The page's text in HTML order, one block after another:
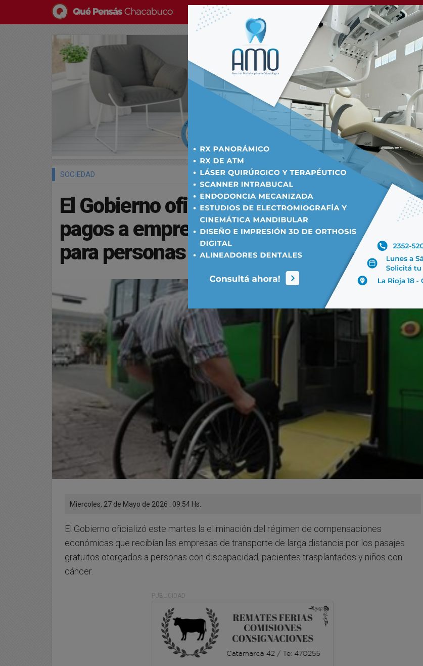
SOCIEDAD
El Gobierno oficializó la eliminación de
pagos a empresas por pasajes gratuitos
para personas con discapacidad
Miercoles, 27 de Mayo de 2026 . 09:54 Hs.
El Gobierno oficializó este martes la eliminación del régimen de compensaciones
económicas que recibían las empresas de transporte de larga distancia por los pasajes
gratuitos otorgados a personas con discapacidad, pacientes trasplantados y niños con
cáncer.
PUBLICIDAD